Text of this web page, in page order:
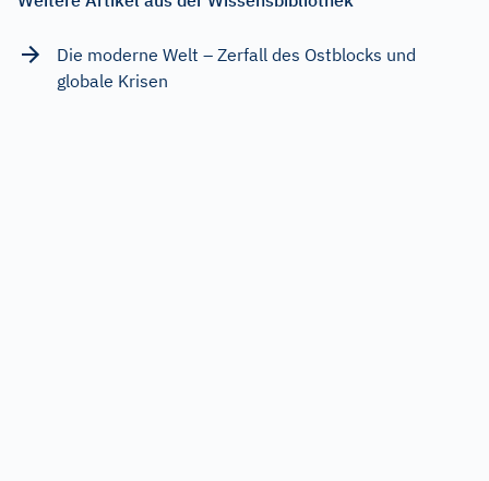
Die moderne Welt – Zerfall des Ostblocks und
globale Krisen